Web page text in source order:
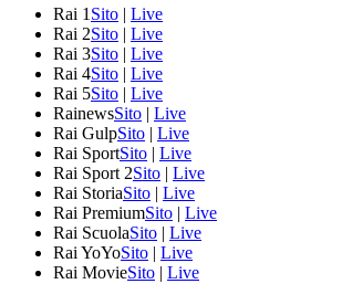
Rai 1 Sito | Live
Rai 2Sito | Live
Rai 3Sito | Live
Rai 4Sito | Live
Rai 5Sito | Live
RainewsSito | Live
Rai GulpSito | Live
Rai SportSito | Live
Rai Sport 2Sito | Live
Rai StoriaSito | Live
Rai PremiumSito | Live
Rai ScuolaSito | Live
Rai YoYoSito | Live
Rai MovieSito | Live